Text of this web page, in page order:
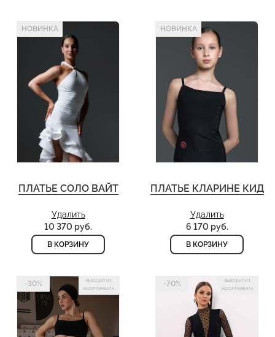
НОВИНКА
ПЛАТЬЕ СОЛО ВАЙТ
Удалить
10 370 руб.
В КОРЗИНУ
НОВИНКА
ПЛАТЬЕ КЛАРИНЕ КИД
Удалить
6 170 руб.
В КОРЗИНУ
ВЫХОДИТ ИЗ
АССОРТИМЕНТА
-30%
ВЫХОДИТ ИЗ
АССОРТИМЕНТА
-70%